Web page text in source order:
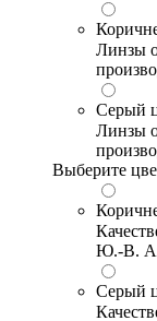
Линзы
Серый
Линзы
Выберите
Ю.-В.
Серый